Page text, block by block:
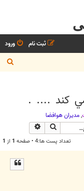
ورود
ثبت نام
س
کند .... .
,مديران هوافضا
جستجو
تعداد پست ها:4 • صفحه 1 از 1